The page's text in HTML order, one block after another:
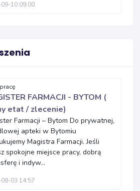
10 09:00
FARMACJI - BYTOM (
etat / zlecenie)
Farmacji – Bytom Do prywatnej,
apteki w Bytomiu
Magistra Farmacji. Jeśli
spokojne miejsce pracy, dobrą
i indyw...
03 14:57